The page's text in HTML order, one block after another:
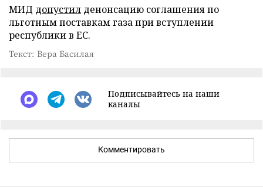
МИД допустил денонсацию соглашения по
льготным поставкам газа при вступлении
республики в ЕС.
Текст: Вера Басилая
Подписывайтесь на наши
каналы
Комментировать